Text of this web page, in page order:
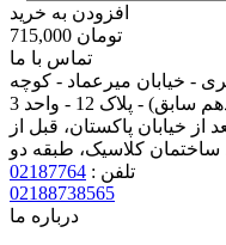
افزودن به خرید
715,000 تومان
تماس با ما
- خیابان میرعماد - کوچه
- پلاک 12 - واحد 3
از خیابان پاکستان، قبل از
تلفن : 02187764
02188738565
درباره ما